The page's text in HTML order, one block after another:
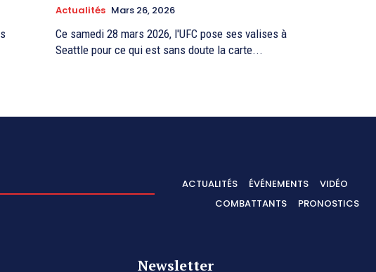
Actualités Mars 26, 2026
Ce samedi 28 mars 2026, l'UFC pose ses valises à
Seattle pour ce qui est sans doute la carte...
ACTUALITÉS ÉVÉNEMENTS
VIDÉO
COMBATTANTS
PRONOSTICS
Newsletter